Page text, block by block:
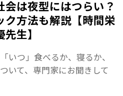
会は夜型にはつらい？
ク方法も解説【時間栄
先生】
いつ」食べるか、寝るか、
いて、専門家にお聞きして